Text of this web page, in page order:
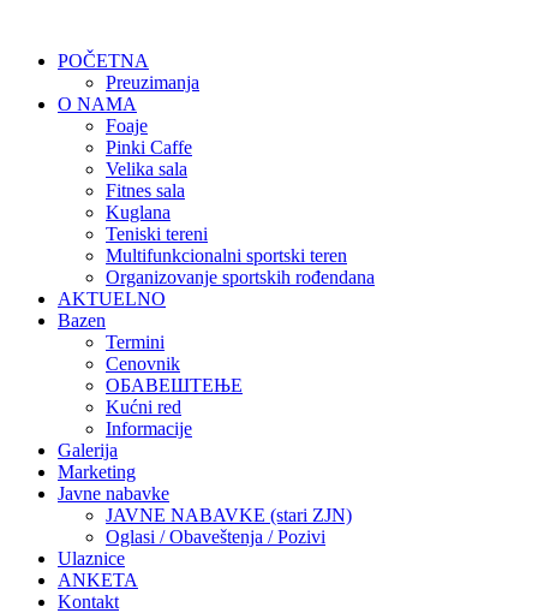
POČETNA
Preuzimanja
O NAMA
Foaje
Pinki Caffe
Velika sala
Fitnes sala
Kuglana
Teniski tereni
Multifunkcionalni sportski teren
Organizovanje sportskih rođendana
AKTUELNO
Bazen
Termini
Cenovnik
ОБАВЕШТЕЊЕ
Kućni red
Informacije
Galerija
Marketing
Javne nabavke
JAVNE NABAVKE (stari ZJN)
Oglasi / Obaveštenja / Pozivi
Ulaznice
ANKETA
Kontakt